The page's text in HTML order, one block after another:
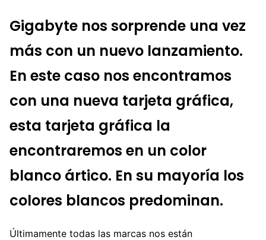
Gigabyte nos sorprende una vez
más con un nuevo lanzamiento.
En este caso nos encontramos
con una nueva tarjeta gráfica,
esta tarjeta gráfica la
encontraremos en un color
blanco ártico. En su mayoría los
colores blancos predominan.
Últimamente todas las marcas nos están